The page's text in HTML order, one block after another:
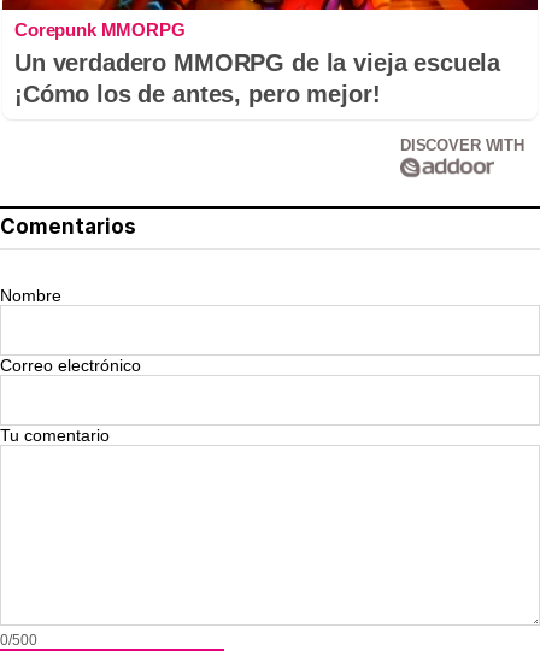
Corepunk MMORPG
Un verdadero MMORPG de la vieja escuela
¡Cómo los de antes, pero mejor!
DISCOVER WITH
Comentarios
Nombre
Correo electrónico
Tu comentario
0/500